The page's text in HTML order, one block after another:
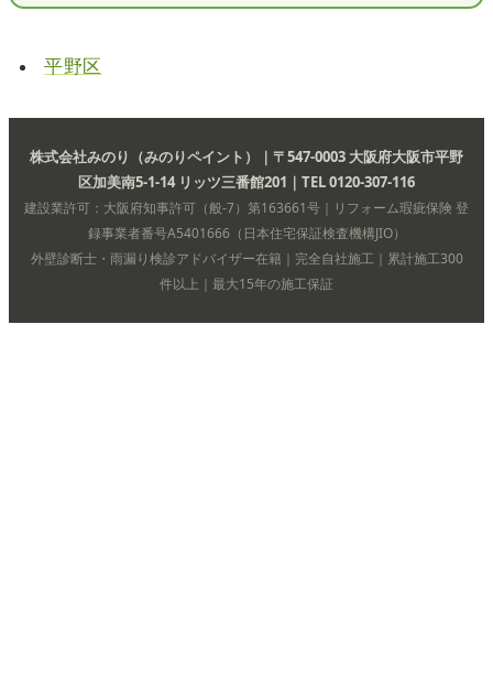
平野区
株式会社みのり（みのりペイント）｜〒547-0003 大阪府大阪市平野
区加美南5-1-14 リッツ三番館201｜TEL 0120-307-116
建設業許可：大阪府知事許可（般-7）第163661号｜リフォーム瑕疵保険 登
録事業者番号A5401666（日本住宅保証検査機構JIO）
外壁診断士・雨漏り検診アドバイザー在籍｜完全自社施工｜累計施工300
件以上｜最大15年の施工保証